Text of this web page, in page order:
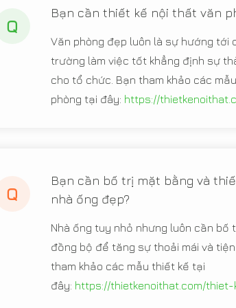
Q
Bạn cần thiết kế nội thất văn
Văn phòng đẹp luôn là sự hướng tới
trường làm việc tốt khẳng định sự
cho tổ chức. Bạn tham khảo các
phòng tại đây: https://
Q
Bạn cần bố trị mặt bằng và
nhà ống đẹp?
Nhà ống tuy nhỏ nhưng luôn cần bố
đồng bộ để tăng sự thoải mái và
tham khảo các mẫu thiết kế tại
đây: https://thietkenoithat.com/